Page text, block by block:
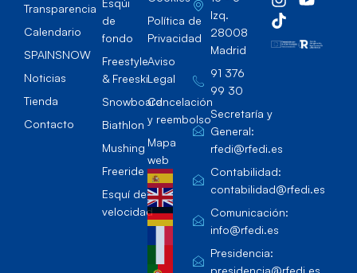
Transparencia
Calendario
SPAINSNOW
Noticias
Tienda
Contacto
de
fondo
Freestyle
& Freeski
Snowboard
Biathlon
Mushing
Freeride
Esquí de
velocidad
Política de
Privacidad
Aviso
Legal
Cancelación
y reembolso
Mapa
web
Izq.
28008
Madrid
91 376
99 30
Secretaría y
General:
rfedi@rfedi.es
Contabilidad:
contabilidad@rfedi.es
Comunicación:
info@rfedi.es
Presidencia:
presidencia@rfedi.es